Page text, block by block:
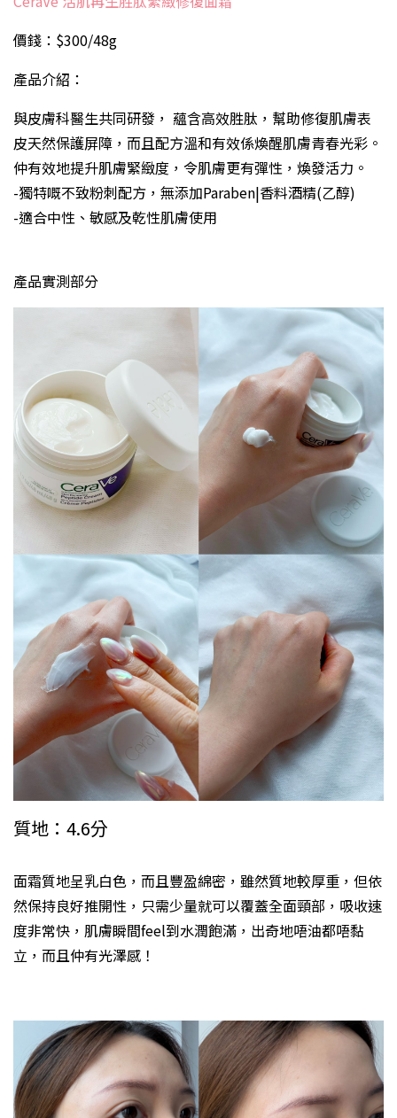
價錢：$300/48g
產品介紹：
與皮膚科醫生共同研發， 蘊含高效胜肽，幫助修復肌膚表
皮天然保護屏障，而且配方溫和有效係煥醒肌膚青春光彩。
仲有效地提升肌膚緊緻度，令肌膚更有彈性，煥發活力。
-獨特嘅不致粉刺配方，無添加Paraben|香料酒精(乙醇)
-適合中性、敏感及乾性肌膚使用
產品實測部分
質地：4.6分
面霜質地呈乳白色，而且豐盈綿密，雖然質地較厚重，但依
然保持良好推開性，只需少量就可以覆蓋全面頸部，吸收速
度非常快，肌膚瞬間feel到水潤飽滿，出奇地唔油都唔黏
立，而且仲有光澤感！